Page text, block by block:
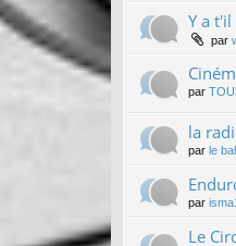
Y a
par
par
la
par le
par
Le